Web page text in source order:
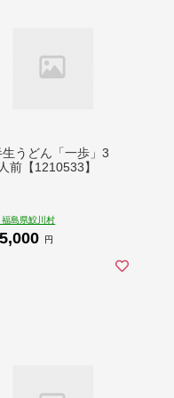
生うどん「一歩」3
前【1210533】
福島県鮫川村
円